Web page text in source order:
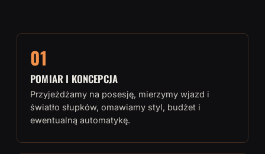
01
POMIAR I KONCEPCJA
Przyjeżdżamy na posesję, mierzymy wjazd i
światło słupków, omawiamy styl, budżet i
ewentualną automatykę.